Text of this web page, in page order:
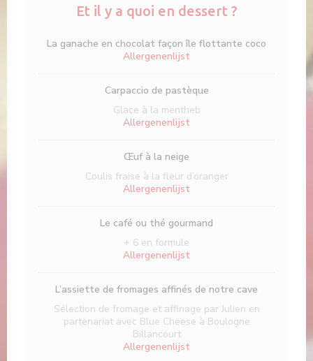
Et il y a quoi en dessert ?
La ganache en chocolat façon île flottante coco
Allergenenlijst
Carpaccio de pastèque
Glace à la mentheb
Allergenenlijst
Œuf à la neige
Coulis fraise à la fleur d’oranger
Allergenenlijst
Le café ou thé gourmand
+ 6 en formule
Allergenenlijst
L’assiette de fromages affinés de notre cave
Sélection de fromage et affinage par Julien en
partenariat avec Blue Cheese à Boulogne
Billancourt
Allergenenlijst